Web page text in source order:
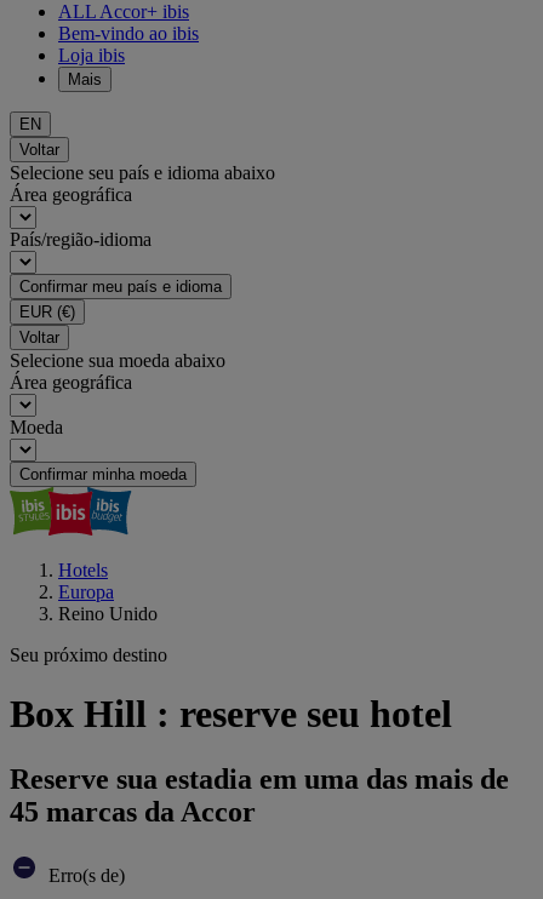
ALL Accor+ ibis
Bem-vindo ao ibis
Loja ibis
Mais
EN
Voltar
Selecione seu país e idioma abaixo
Área geográfica
País/região-idioma
Confirmar meu país e idioma
EUR (€)
Voltar
Selecione sua moeda abaixo
Área geográfica
Moeda
Confirmar minha moeda
Hotels
Europa
Reino Unido
Seu próximo destino
Box Hill : reserve seu hotel
Reserve sua estadia em uma das mais de
45 marcas da Accor
Erro(s de)